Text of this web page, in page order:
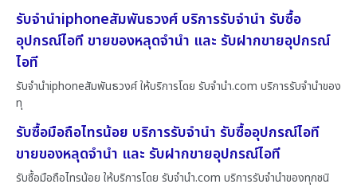
รับจำนำiphoneสัมพันธวงศ์ บริการรับจำนำ รับซื้อ
อุปกรณ์ไอที ขายของหลุดจำนำ และ รับฝากขายอุปกรณ์
ไอที
รับจำนำiphoneสัมพันธวงศ์ ให้บริการโดย รับจํานํา.com บริการรับจำนำของ
ทุ
รับซื้อมือถือไทรน้อย บริการรับจำนำ รับซื้ออุปกรณ์ไอที
ขายของหลุดจำนำ และ รับฝากขายอุปกรณ์ไอที
รับซื้อมือถือไทรน้อย ให้บริการโดย รับจํานํา.com บริการรับจำนำของทุกชนิ